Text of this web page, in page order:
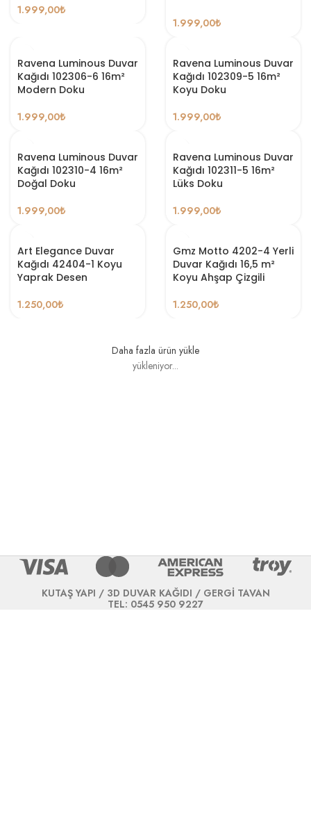
1.999,00₺
1.999,00₺
Ravena Luminous Duvar
Kağıdı 102306-6 16m²
Modern Doku
1.999,00₺
Ravena Luminous Duvar
Kağıdı 102309-5 16m²
Koyu Doku
1.999,00₺
Ravena Luminous Duvar
Kağıdı 102310-4 16m²
Doğal Doku
1.999,00₺
Ravena Luminous Duvar
Kağıdı 102311-5 16m²
Lüks Doku
1.999,00₺
Art Elegance Duvar
Kağıdı 42404-1 Koyu
Yaprak Desen
1.250,00₺
Gmz Motto 4202-4 Yerli
Duvar Kağıdı 16,5 m²
Koyu Ahşap Çizgili
1.250,00₺
Daha fazla ürün yükle
yükleniyor...
KUTAŞ YAPI / 3D DUVAR KAĞIDI / GERGİ TAVAN
TEL: 0545 950 9227